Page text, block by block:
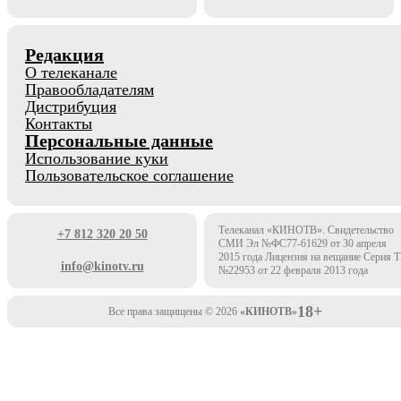
Редакция
О телеканале
Правообладателям
Дистрибуция
Контакты
Персональные данные
Использование куки
Пользовательское соглашение
+7 812 320 20 50
info@kinotv.ru
Телеканал «КИНОТВ». Свидетельство
СМИ Эл №ФС77-61629 от 30 апреля
2015 года Лицензия на вещание Серия
№22953 от 22 февраля 2013 года
Все права защищены © 2026 «КИНОТВ»18+